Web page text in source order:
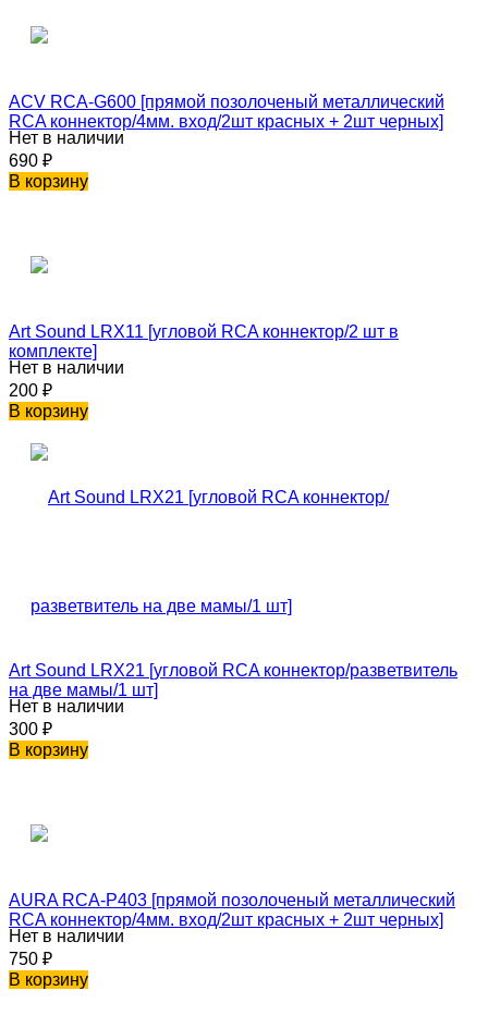
ACV RCA-G600 [прямой позолоченый металлический
RCA коннектор/4мм. вход/2шт красных + 2шт черных]
Нет в наличии
690 ₽
В корзину
Art Sound LRX11 [угловой RCA коннектор/2 шт в
комплекте]
Нет в наличии
200 ₽
В корзину
Art Sound LRX21 [угловой RCA коннектор/разветвитель
на две мамы/1 шт]
Нет в наличии
300 ₽
В корзину
AURA RCA-P403 [прямой позолоченый металлический
RCA коннектор/4мм. вход/2шт красных + 2шт черных]
Нет в наличии
750 ₽
В корзину